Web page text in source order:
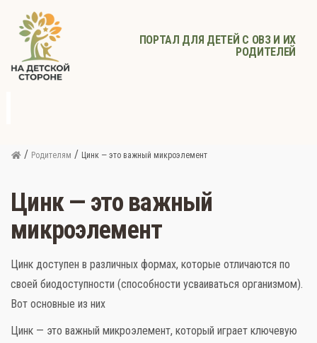
ПОРТАЛ ДЛЯ ДЕТЕЙ С ОВЗ И ИХ
РОДИТЕЛЕЙ
/ Родителям / Цинк — это важный микроэлемент
Цинк — это важный
микроэлемент
Цинк доступен в различных формах, которые отличаются по
своей биодоступности (способности усваиваться организмом).
Вот основные из них
Цинк — это важный микроэлемент, который играет ключевую